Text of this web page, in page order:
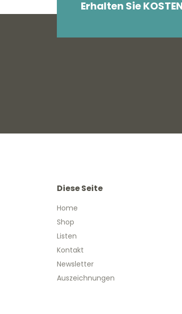
Erhalten Sie
Diese Seite
Home
Shop
Listen
Kontakt
Newsletter
Auszeichnungen